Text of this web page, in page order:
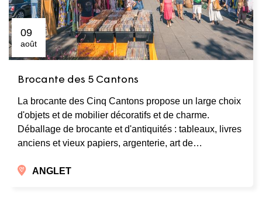
09
août
Brocante des 5 Cantons
La brocante des Cinq Cantons propose un large choix
d'objets et de mobilier décoratifs et de charme.
Déballage de brocante et d'antiquités : tableaux, livres
anciens et vieux papiers, argenterie, art de…
ANGLET